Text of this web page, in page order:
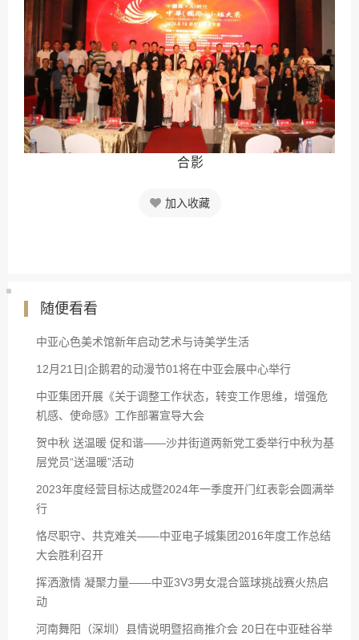
合影
加入收藏
随便看看
中亚心色美术馆新年启动艺术与诗美学生活
12月21日|企鹅君的动漫节01将在中亚会展中心举行
中亚集团开展《关于调整工作状态，转变工作思维，增强危
机感、使命感》工作部署宣导大会
贺中秋 送温暖 促和谐——沙井街道两新党工委举行中秋为基
层党员“送温暖”活动
2023年度经营目标达成暨2024年一季度开门红表彰会圆满举
行
恪尽职守、共克难关——中亚电子城集团2016年度工作总结
大会胜利召开
挥洒激情 凝聚力量——中亚3V3男女混合篮球挑战赛火热启
动
河南舞阳（深圳）县情说明暨招商推介会 20日在中亚硅谷举